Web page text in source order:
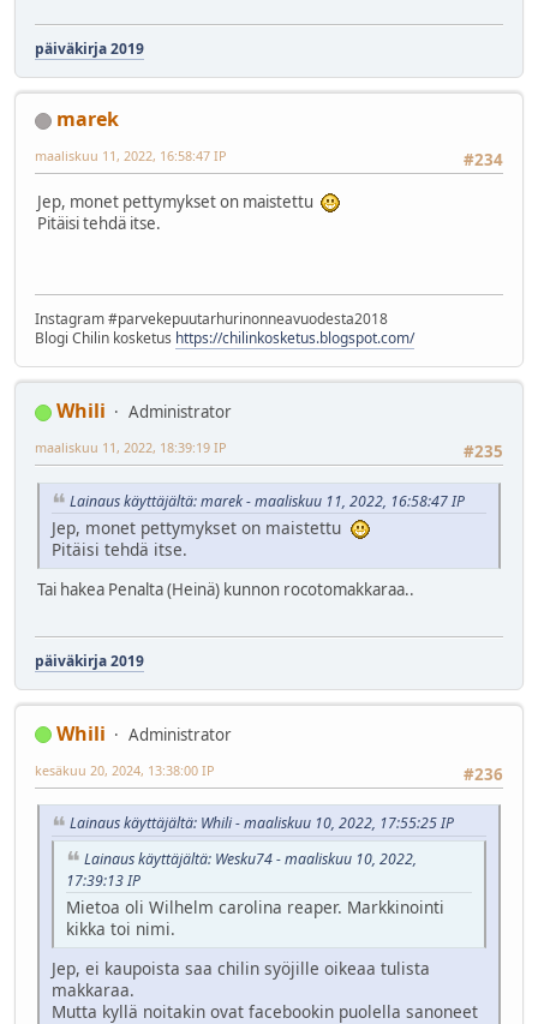
päiväkirja 2019
marek
#234
maaliskuu 11, 2022, 16:58:47 IP
Jep, monet pettymykset on maistettu
Pitäisi tehdä itse.
Instagram #parvekepuutarhurinonneavuodesta2018
Blogi Chilin kosketus https://chilinkosketus.blogspot.com/
Whili
Administrator
#235
maaliskuu 11, 2022, 18:39:19 IP
Lainaus käyttäjältä: marek - maaliskuu 11, 2022, 16:58:47 IP
Jep, monet pettymykset on maistettu
Pitäisi tehdä itse.
Tai hakea Penalta (Heinä) kunnon rocotomakkaraa..
päiväkirja 2019
Whili
Administrator
#236
kesäkuu 20, 2024, 13:38:00 IP
Lainaus käyttäjältä: Whili - maaliskuu 10, 2022, 17:55:25 IP
Lainaus käyttäjältä: Wesku74 - maaliskuu 10, 2022,
17:39:13 IP
Mietoa oli Wilhelm carolina reaper. Markkinointi
kikka toi nimi.
Jep, ei kaupoista saa chilin syöjille oikeaa tulista
makkaraa.
Mutta kyllä noitakin ovat facebookin puolella sanoneet